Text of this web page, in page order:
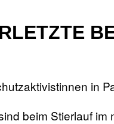
in
beim Stierlauf